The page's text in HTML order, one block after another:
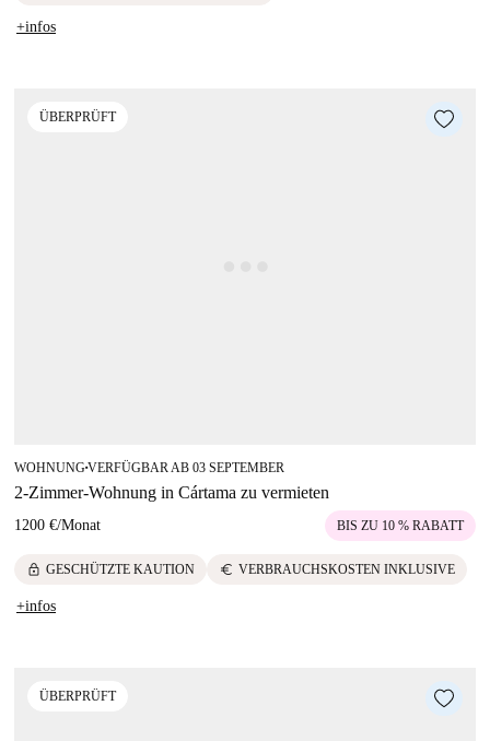
+infos
ÜBERPRÜFT
WOHNUNG■VERFÜGBAR AB 03 SEPTEMBER
2-Zimmer-Wohnung in Cártama zu vermieten
1200 €/Monat BIS ZU 10 % RABATT
lock GESCHÜTZTE KAUTION euro VERBRAUCHSKOSTEN INKLUSIVE
+infos
ÜBERPRÜFT